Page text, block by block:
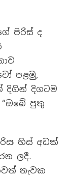
පිරිස් ද
පළමු,
දිගින් දිගටම
පුතු
හිස් අඩක්
ලදී.
නැවක